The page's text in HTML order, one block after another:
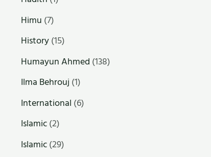
Himu (7)
History(15)
Humayun Ahmed (138)
Ilma Behrouj (1)
International (6)
Islamic(2)
Islamic(29)